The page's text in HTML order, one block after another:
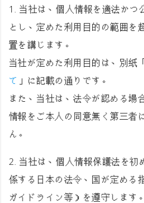
1. 当社は、個人情報を適法か
とし、定めた利用目的の範囲
置を講じます。
当社が定めた利用目的は、別紙
て」に記載の通りです。
また、当社は、法令が認める
情報をご本人の同意無く第三者
ん。
2. 当社は、個人情報保護法を
係する日本の法令、国が定める
ガイドライン等）を遵守します。